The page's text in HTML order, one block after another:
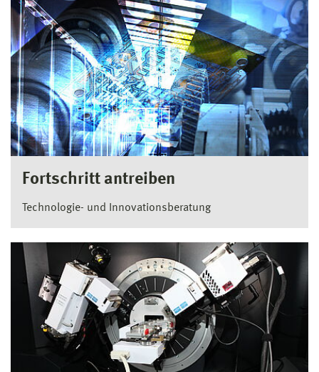
Fortschritt antreiben
Technologie- und Innovationsberatung